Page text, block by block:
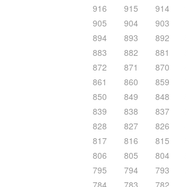
916
915 914
905
904 903
894
893 892
883
882 881
872
871 870
861
860 859
850
849 848
839
838 837
828
827 826
817
816 815
806
805 804
795
794 793
784
783 782